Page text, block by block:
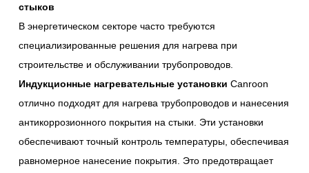
стыков
В энергетическом секторе часто требуются
специализированные решения для нагрева при
строительстве и обслуживании трубопроводов.
Индукционные нагревательные установки Canroon
отлично подходят для нагрева трубопроводов и нанесения
антикоррозионного покрытия на стыки. Эти установки
обеспечивают точный контроль температуры, обеспечивая
равномерное нанесение покрытия. Это предотвращает